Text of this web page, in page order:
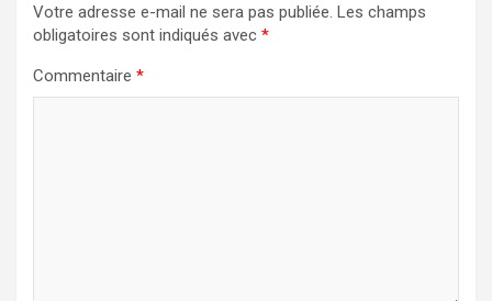
Votre adresse e-mail ne sera pas publiée. Les champs
obligatoires sont indiqués avec *
Commentaire *